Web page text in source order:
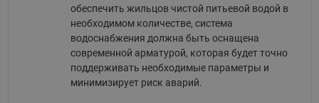
обеспечить жильцов чистой питьевой водой в
необходимом количестве, система
водоснабжения должна быть оснащена
современной арматурой, которая будет точно
поддерживать необходимые параметры и
минимизирует риск аварий.